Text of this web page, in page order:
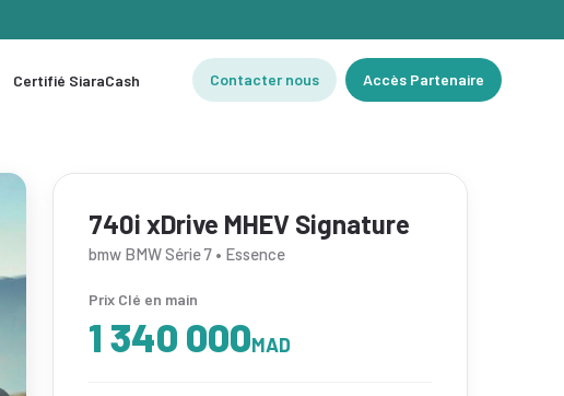
Certifié SiaraCash Contacter nous Accès Partenaire
740i xDrive MHEV Signature
bmw BMW Série 7 • Essence
Prix Clé en main
1 340 000MAD